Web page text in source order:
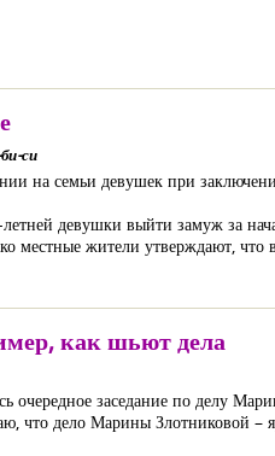
си
на семьи девушек при
девушки выйти замуж за
местные жители утверждают, что
как шьют дела
очередное заседание по делу
что дело Марины Злотниковой